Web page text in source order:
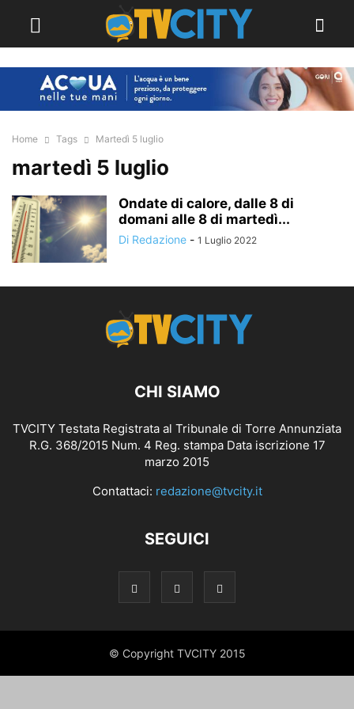
Home Tags Martedì 5 luglio
martedì 5 luglio
Ondate di calore, dalle 8 di
domani alle 8 di martedì...
Di Redazione - 1 Luglio 2022
CHI SIAMO
TVCITY Testata Registrata al Tribunale di Torre Annunziata
R.G. 368/2015 Num. 4 Reg. stampa Data iscrizione 17
marzo 2015
Contattaci: redazione@tvcity.it
SEGUICI
© Copyright TVCITY 2015